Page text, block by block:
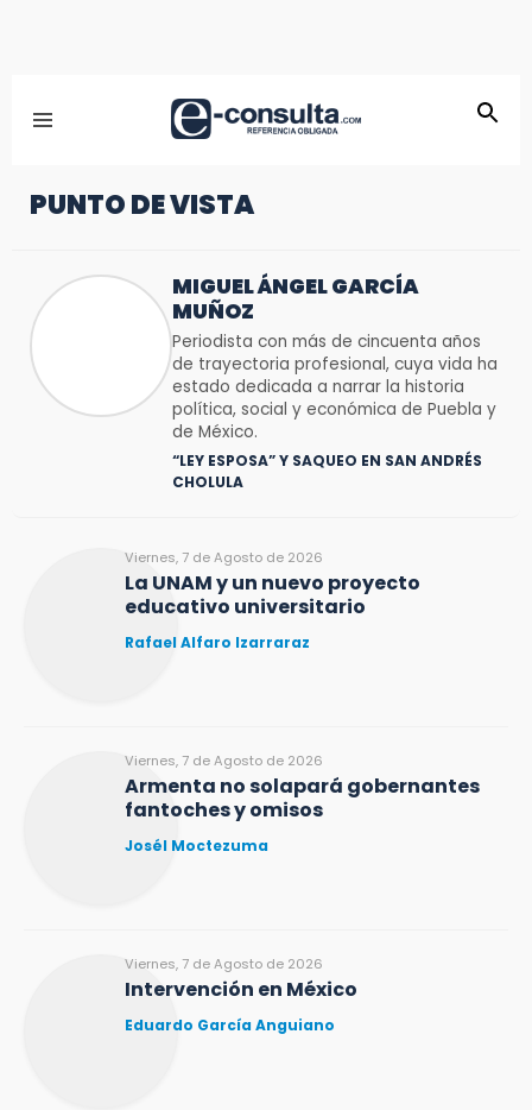
PUNTO DE VISTA
MIGUEL ÁNGEL GARCÍA
MUÑOZ
Periodista con más de cincuenta años
de trayectoria profesional, cuya vida ha
estado dedicada a narrar la historia
política, social y económica de Puebla y
de México.
“LEY ESPOSA” Y SAQUEO EN SAN ANDRÉS
CHOLULA
Viernes, 7 de Agosto de 2026
La UNAM y un nuevo proyecto
educativo universitario
Rafael Alfaro Izarraraz
Viernes, 7 de Agosto de 2026
Armenta no solapará gobernantes
fantoches y omisos
Josél Moctezuma
Viernes, 7 de Agosto de 2026
Intervención en México
Eduardo García Anguiano